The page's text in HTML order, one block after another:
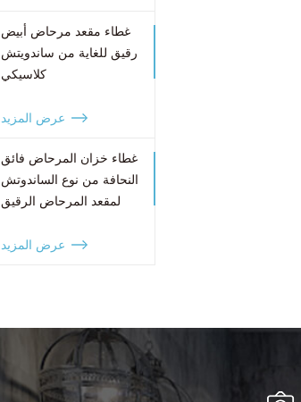
غطاء مقعد مرحاض أبيض
رقيق للغاية من ساندويتش
كلاسيكي
عرض المزيد
غطاء خزان المرحاض فائق
النحافة من نوع الساندوتش
لمقعد المرحاض الرقيق
عرض المزيد